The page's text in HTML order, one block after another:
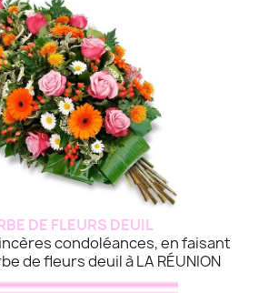
DE FLEURS DEUIL
condoléances, en faisant
de fleurs deuil à LA RÉUNION